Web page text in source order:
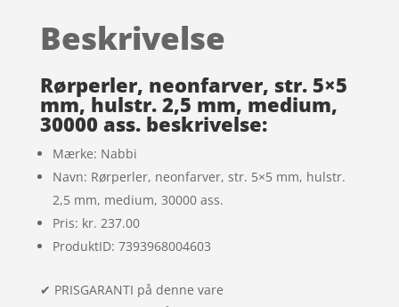
på
mmelser
Beskrivelse
Rørperler, neonfarver, str. 5×5
mm, hulstr. 2,5 mm, medium,
30000 ass. beskrivelse:
Mærke: Nabbi
Navn: Rørperler, neonfarver, str. 5×5 mm, hulstr.
2,5 mm, medium, 30000 ass.
Pris: kr. 237.00
ProduktID: 7393968004603
✔ PRISGARANTI på denne vare